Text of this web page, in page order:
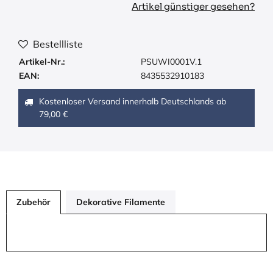
Artikel günstiger gesehen?
Bestellliste
Artikel-Nr.:
PSUWI0001V.1
EAN:
8435532910183
Kostenloser Versand innerhalb Deutschlands ab
79,00 €
Zubehör Dekorative Filamente